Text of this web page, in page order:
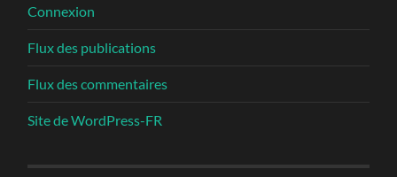
Connexion
Flux des publications
Flux des commentaires
Site de WordPress-FR